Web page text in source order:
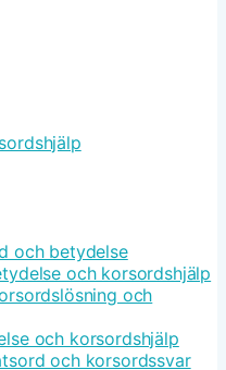
och betydelse
och korsordshjälp
och
och korsordshjälp
och korsordssvar